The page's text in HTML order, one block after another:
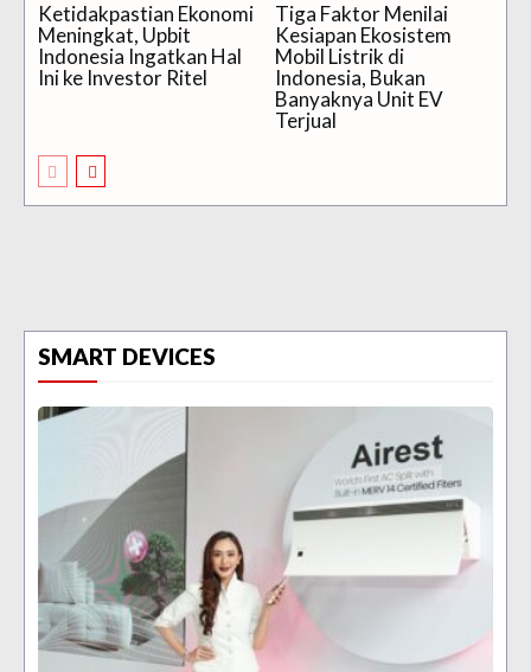
Ketidakpastian Ekonomi
Meningkat, Upbit
Indonesia Ingatkan Hal
Ini ke Investor Ritel
Tiga Faktor Menilai
Kesiapan Ekosistem
Mobil Listrik di
Indonesia, Bukan
Banyaknya Unit EV
Terjual
SMART DEVICES